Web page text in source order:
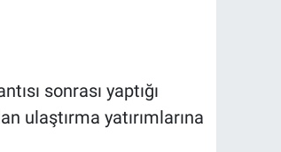
sonrası yaptığı
ulaştırma yatırımlarına